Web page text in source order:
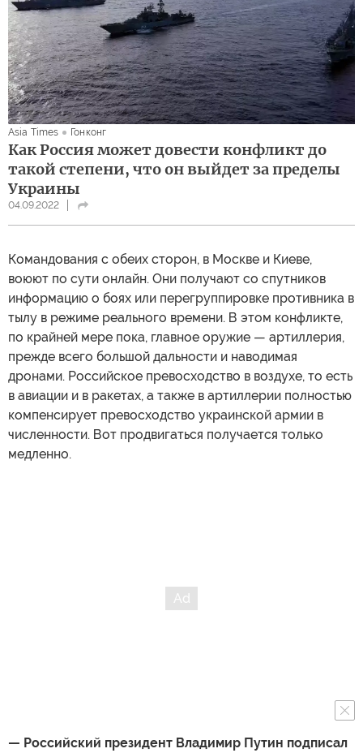
Asia Times Гонконг
Как Россия может довести конфликт до
такой степени, что он выйдет за пределы
Украины
04.09.2022
Командования с обеих сторон, в Москве и Киеве,
воюют по сути онлайн. Они получают со спутников
информацию о боях или перегруппировке противника в
тылу в режиме реального времени. В этом конфликте,
по крайней мере пока, главное оружие — артиллерия,
прежде всего большой дальности и наводимая
дронами. Российское превосходство в воздухе, то есть
в авиации и в ракетах, а также в артиллерии полностью
компенсирует превосходство украинской армии в
численности. Вот продвигаться получается только
медленно.
— Российский президент Владимир Путин подписал